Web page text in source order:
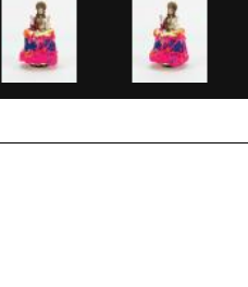
Referencia de la imagen : 4Y06332
Difusión de la imagen :
GrandPalaisRmnPhoto